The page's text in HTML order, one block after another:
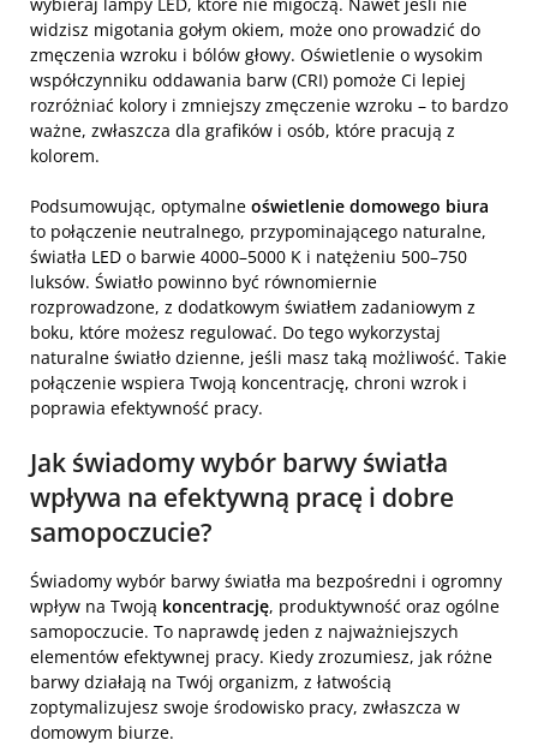
wybieraj lampy LED, które nie migoczą. Nawet jeśli nie
widzisz migotania gołym okiem, może ono prowadzić do
zmęczenia wzroku i bólów głowy. Oświetlenie o wysokim
współczynniku oddawania barw (CRI) pomoże Ci lepiej
rozróżniać kolory i zmniejszy zmęczenie wzroku – to bardzo
ważne, zwłaszcza dla grafików i osób, które pracują z
kolorem.
Podsumowując, optymalne oświetlenie domowego biura
to połączenie neutralnego, przypominającego naturalne,
światła LED o barwie 4000–5000 K i natężeniu 500–750
luksów. Światło powinno być równomiernie
rozprowadzone, z dodatkowym światłem zadaniowym z
boku, które możesz regulować. Do tego wykorzystaj
naturalne światło dzienne, jeśli masz taką możliwość. Takie
połączenie wspiera Twoją koncentrację, chroni wzrok i
poprawia efektywność pracy.
Jak świadomy wybór barwy światła
wpływa na efektywną pracę i dobre
samopoczucie?
Świadomy wybór barwy światła ma bezpośredni i ogromny
wpływ na Twoją koncentrację, produktywność oraz ogólne
samopoczucie. To naprawdę jeden z najważniejszych
elementów efektywnej pracy. Kiedy zrozumiesz, jak różne
barwy działają na Twój organizm, z łatwością
zoptymalizujesz swoje środowisko pracy, zwłaszcza w
domowym biurze.